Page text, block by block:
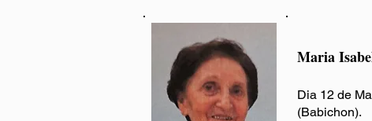
Maria
Dia 12 de
(Babichon).